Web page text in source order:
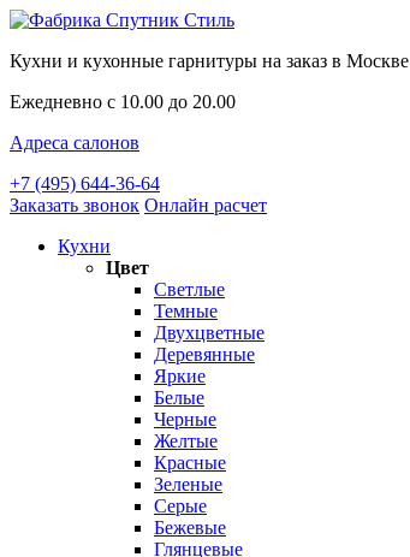
Кухни и кухонные гарнитуры на заказ в Москве
Ежедневно с 10.00 до 20.00
Адреса салонов
+7 (495) 644-36-64
Заказать звонок Онлайн расчет
Кухни
Цвет
Светлые
Темные
Двухцветные
Деревянные
Яркие
Белые
Черные
Желтые
Красные
Зеленые
Серые
Бежевые
Глянцевые